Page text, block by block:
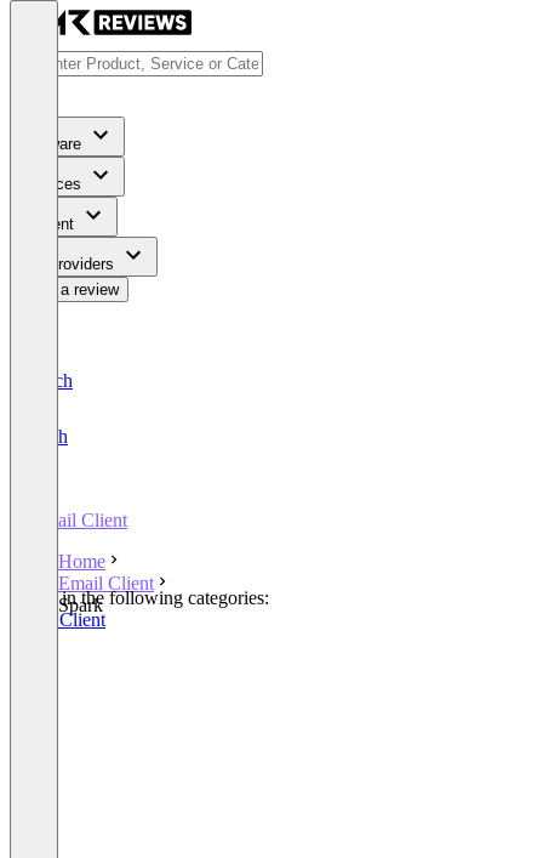
Software
Services
Content
For Providers
Write a review
Deutsch
English
Email Client
Home
Email Client
Spark
Listed in the following categories:
Email Client